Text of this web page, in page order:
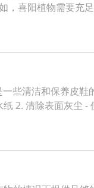
喜阳植物需要充
些清洁和保养皮
2. 清除表面灰尘 -